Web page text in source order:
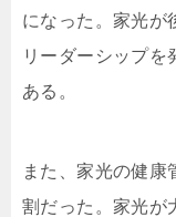
になった。家光が
リーダーシップを
ある。
また、家光の健康
割だった。家光が